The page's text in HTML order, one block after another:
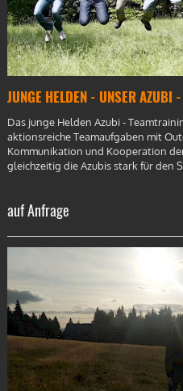
JUNGE HELDEN - UNSER AZUBI
Das junge Helden Azubi -
aktionsreiche Teamaufgaben mit
Kommunikation und Kooperation
gleichzeitig die Azubis stark für den
auf Anfrage